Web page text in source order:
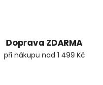
Doprava ZDARMA
při nákupu nad 1 499 Kč